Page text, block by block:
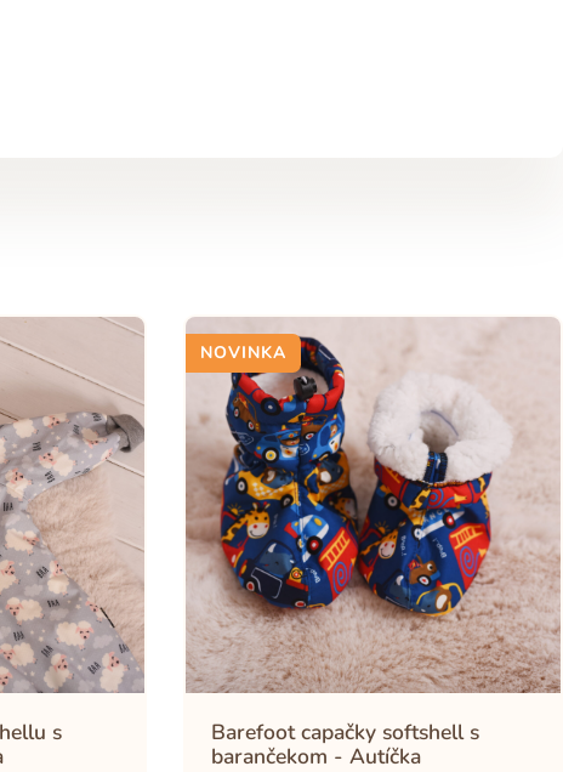
s
NOVINKA
Barefoot capačky softshell s
barančekom - Autíčka